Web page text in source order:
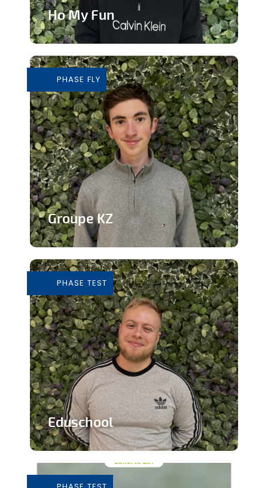
Ho My Fun
inclusive
En savoir plus
PHASE FLY
Groupe KZ
main
En savoir plus
PHASE TEST
Eduschool
de professeurs en secondaire